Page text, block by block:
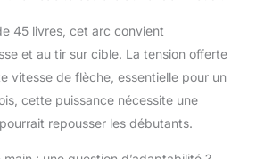
45 livres, cet arc convient
et au tir sur cible. La tension offerte
vitesse de flèche, essentielle pour un
cette puissance nécessite une
repousser les débutants.